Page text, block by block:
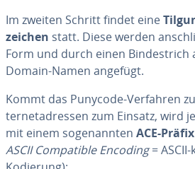
Im zweiten Schritt findet eine
zei­chen statt. Diese werden
Form und durch einen Bin­de­strich
Domain-Namen angefügt.
Kommt das Punycode-Verfahren
ter­net­adres­sen zum Einsatz, wird
mit einem so­ge­nann­ten ACE-Präfix
ASCII Com­pa­ti­ble Encoding=